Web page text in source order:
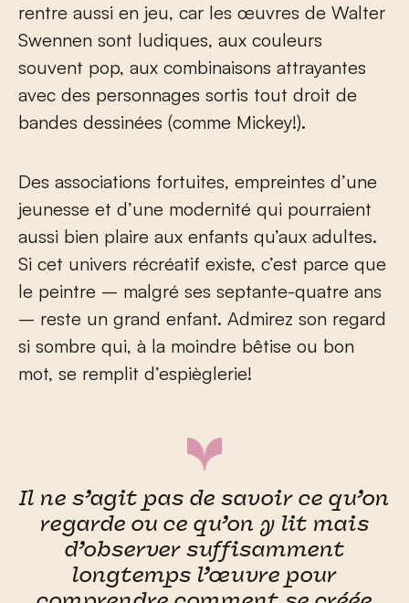
rentre aussi en jeu, car les œuvres de Walter
Swennen sont ludiques, aux couleurs
souvent pop, aux combinaisons attrayantes
avec des personnages sortis tout droit de
bandes dessinées (comme Mickey!).
Des associations fortuites, empreintes d’une
jeunesse et d’une modernité qui pourraient
aussi bien plaire aux enfants qu’aux adultes.
Si cet univers récréatif existe, c’est parce que
le peintre – malgré ses septante-quatre ans
– reste un grand enfant. Admirez son regard
si sombre qui, à la moindre bêtise ou bon
mot, se remplit d’espièglerie!
Il ne s’agit pas de savoir ce qu’on
regarde ou ce qu’on y lit mais
d’observer suffisamment
longtemps l’œuvre pour